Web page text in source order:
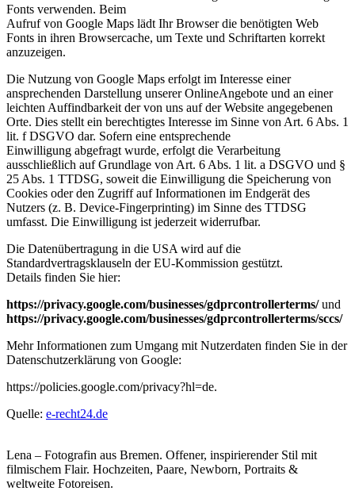
Fonts verwenden. Beim
Aufruf von Google Maps lädt Ihr Browser die benötigten Web
Fonts in ihren Browsercache, um Texte und Schriftarten korrekt
anzuzeigen.
Die Nutzung von Google Maps erfolgt im Interesse einer
ansprechenden Darstellung unserer OnlineAngebote und an einer
leichten Auffindbarkeit der von uns auf der Website angegebenen
Orte. Dies stellt ein berechtigtes Interesse im Sinne von Art. 6 Abs. 1
lit. f DSGVO dar. Sofern eine entsprechende
Einwilligung abgefragt wurde, erfolgt die Verarbeitung
ausschließlich auf Grundlage von Art. 6 Abs. 1 lit. a DSGVO und §
25 Abs. 1 TTDSG, soweit die Einwilligung die Speicherung von
Cookies oder den Zugriff auf Informationen im Endgerät des
Nutzers (z. B. Device-Fingerprinting) im Sinne des TTDSG
umfasst. Die Einwilligung ist jederzeit widerrufbar.
Die Datenübertragung in die USA wird auf die
Standardvertragsklauseln der EU-Kommission gestützt.
Details finden Sie hier:
https://privacy.google.com/businesses/gdprcontrollerterms/und
https://privacy.google.com/businesses/gdprcontrollerterms/sccs/
Mehr Informationen zum Umgang mit Nutzerdaten finden Sie in der
Datenschutzerklärung von Google:
https://policies.google.com/privacy?hl=de.
Quelle: e-recht24.de
Lena – Fotografin aus Bremen. Offener, inspirierender Stil mit
filmischem Flair. Hochzeiten, Paare, Newborn, Portraits &
weltweite Fotoreisen.